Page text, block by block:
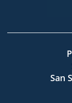
San